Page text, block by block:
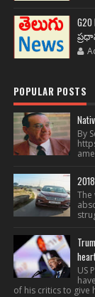
POPULAR POSTS
By
The
US
of his critics to give